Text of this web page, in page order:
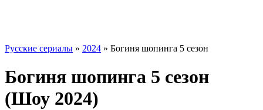
Русские сериалы » 2024 » Богиня шопинга 5 сезон
Богиня шопинга 5 сезон
(Шоу 2024)